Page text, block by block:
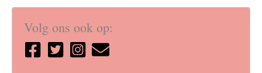
Volg ons ook op: